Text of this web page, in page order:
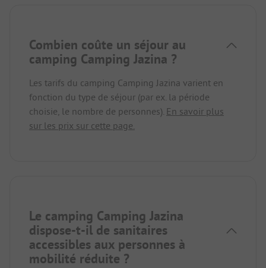
Combien coûte un séjour au
camping Camping Jazina ?
Les tarifs du camping Camping Jazina varient en
fonction du type de séjour (par ex. la période
choisie, le nombre de personnes). En savoir plus
sur les prix sur cette page.
Le camping Camping Jazina
dispose-t-il de sanitaires
accessibles aux personnes à
mobilité réduite ?